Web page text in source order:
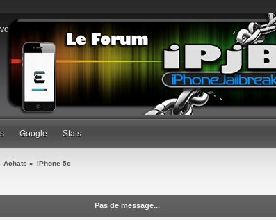
vous inscrire
Google Stats
Achats » iPhone 5c
Pas de message...